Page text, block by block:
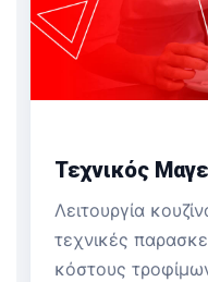
Τεχνικός
Λειτουργία
τεχνικές
κόστους